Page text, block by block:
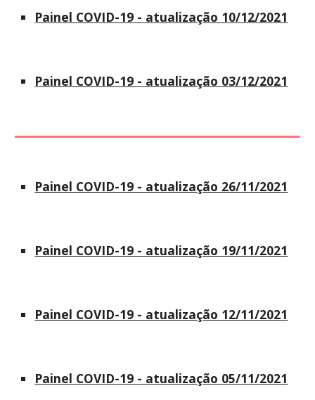
Painel COVID-19 - atualização 10/12/2021
Painel COVID-19 - atualização 03/12/2021
Painel COVID-19 - atualização 26/11/2021
Painel COVID-19 - atualização 19/11/2021
Painel COVID-19 - atualização 12/11/2021
Painel COVID-19 - atualização 05/11/2021